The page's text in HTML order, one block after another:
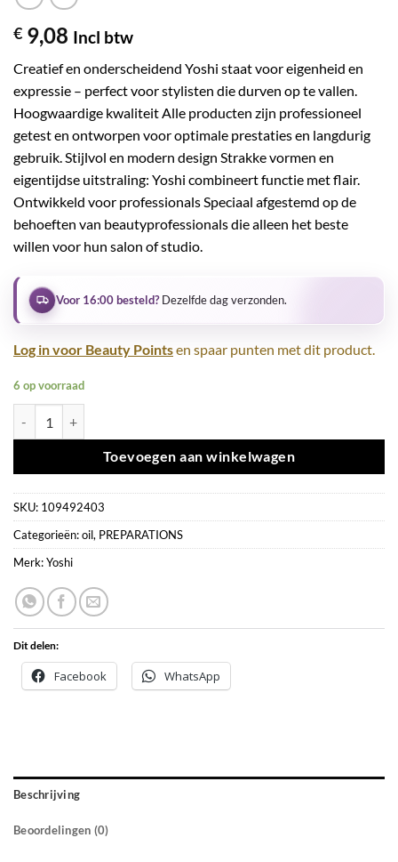
€ 9,08 Incl btw
Creatief en onderscheidend Yoshi staat voor eigenheid en
expressie – perfect voor stylisten die durven op te vallen.
Hoogwaardige kwaliteit Alle producten zijn professioneel
getest en ontworpen voor optimale prestaties en langdurig
gebruik. Stijlvol en modern design Strakke vormen en
eigentijdse uitstraling: Yoshi combineert functie met flair.
Ontwikkeld voor professionals Speciaal afgestemd op de
behoeften van beautyprofessionals die alleen het beste
willen voor hun salon of studio.
Voor 16:00 besteld?Dezelfde dag verzonden.
Log in voor Beauty Pointsen spaar punten met dit product.
6 op voorraad
Toevoegen aan winkelwagen
SKU: 109492403
Categorieën:oil, PREPARATIONS
Merk:Yoshi
Dit delen:
Facebook WhatsApp
Beschrijving
Beoordelingen (0)